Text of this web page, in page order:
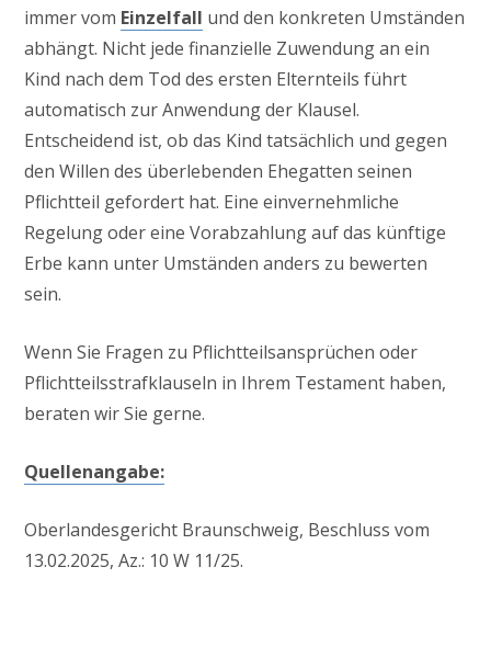
immer vom Einzelfall und den konkreten Umständen
abhängt. Nicht jede finanzielle Zuwendung an ein
Kind nach dem Tod des ersten Elternteils führt
automatisch zur Anwendung der Klausel.
Entscheidend ist, ob das Kind tatsächlich und gegen
den Willen des überlebenden Ehegatten seinen
Pflichtteil gefordert hat. Eine einvernehmliche
Regelung oder eine Vorabzahlung auf das künftige
Erbe kann unter Umständen anders zu bewerten
sein.
Wenn Sie Fragen zu Pflichtteilsansprüchen oder
Pflichtteilsstrafklauseln in Ihrem Testament haben,
beraten wir Sie gerne.
Quellenangabe:
Oberlandesgericht Braunschweig, Beschluss vom
13.02.2025, Az.: 10 W 11/25.